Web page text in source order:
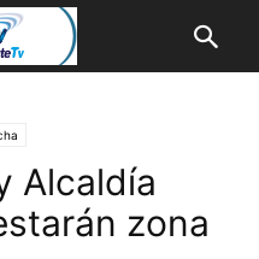
Alcaldía
zona